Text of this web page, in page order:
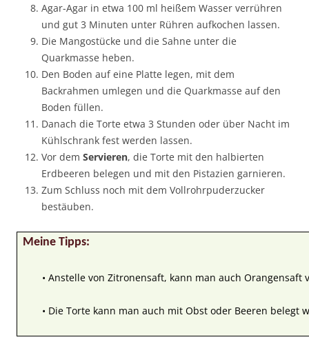
Agar-Agar in etwa 100 ml heißem Wasser verrühren
und gut 3 Minuten unter Rühren aufkochen lassen.
Die Mangostücke und die Sahne unter die
Quarkmasse heben.
Den Boden auf eine Platte legen, mit dem
Backrahmen umlegen und die Quarkmasse auf den
Boden füllen.
Danach die Torte etwa 3 Stunden oder über Nacht im
Kühlschrank fest werden lassen.
Vor dem Servieren, die Torte mit den halbierten
Erdbeeren belegen und mit den Pistazien garnieren.
Zum Schluss noch mit dem Vollrohrpuderzucker
bestäuben.
Meine Tipps:
• Anstelle von Zitronensaft, kann man auch Orangensaft
• Die Torte kann man auch mit Obst oder Beeren belegt